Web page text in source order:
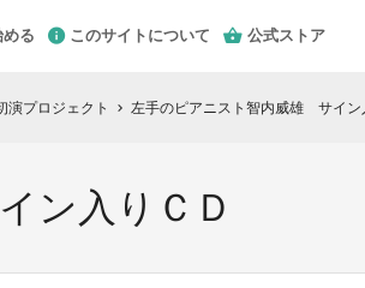
る このサイトについて 公式ストア
プロジェクト chevron_right 左手のピアニスト智内威雄 サイン
ン入りＣＤ